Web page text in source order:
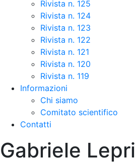
Rivista n. 125
Rivista n. 124
Rivista n. 123
Rivista n. 122
Rivista n. 121
Rivista n. 120
Rivista n. 119
Informazioni
Chi siamo
Comitato scientifico
Contatti
Gabriele Lepri